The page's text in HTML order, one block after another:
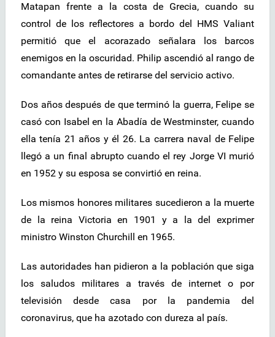
Matapan frente a la costa de Grecia, cuando su
control de los reflectores a bordo del HMS Valiant
permitió que el acorazado señalara los barcos
enemigos en la oscuridad. Philip ascendió al rango de
comandante antes de retirarse del servicio activo.
Dos años después de que terminó la guerra, Felipe se
casó con Isabel en la Abadía de Westminster, cuando
ella tenía 21 años y él 26. La carrera naval de Felipe
llegó a un final abrupto cuando el rey Jorge VI murió
en 1952 y su esposa se convirtió en reina.
Los mismos honores militares sucedieron a la muerte
de la reina Victoria en 1901 y a la del exprimer
ministro Winston Churchill en 1965.
Las autoridades han pidieron a la población que siga
los saludos militares a través de internet o por
televisión desde casa por la pandemia del
coronavirus, que ha azotado con dureza al país.